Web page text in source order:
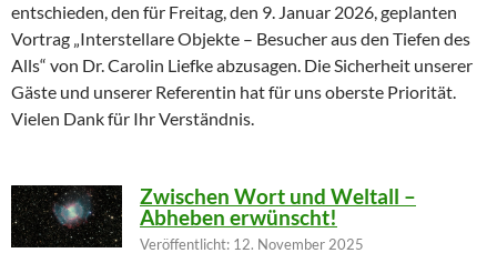
entschieden, den für Freitag, den 9. Januar 2026, geplanten
Vortrag „Interstellare Objekte – Besucher aus den Tiefen des
Alls“ von Dr. Carolin Liefke abzusagen. Die Sicherheit unserer
Gäste und unserer Referentin hat für uns oberste Priorität.
Vielen Dank für Ihr Verständnis.
Zwischen Wort und Weltall –
Abheben erwünscht!
Veröffentlicht: 12. November 2025